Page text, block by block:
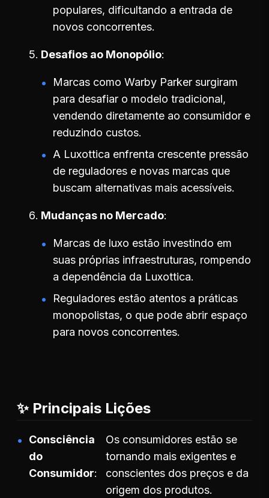
populares, dificultando a entrada de
novos concorrentes.
Desafios ao Monopólio
Marcas como Warby Parker surgiram
para desafiar o modelo tradicional,
vendendo diretamente ao consumidor e
reduzindo custos.
A Luxottica enfrenta crescente pressão
de reguladores e novas marcas que
buscam alternativas mais acessíveis.
Mudanças no Mercado
Marcas de luxo estão investindo em
suas próprias infraestruturas, rompendo
a dependência da Luxottica.
Reguladores estão atentos a práticas
monopolistas, o que pode abrir espaço
para novos concorrentes.
✨ Principais Lições
Consciência
do
Consumidor
Os consumidores estão se
tornando mais exigentes e
conscientes dos preços e da
origem dos produtos.